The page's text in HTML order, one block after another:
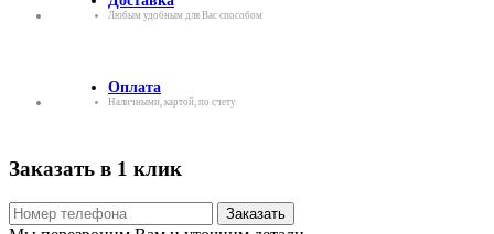
Любым удобным для Вас способом
Оплата
Наличными, картой, по счету
Заказать в 1 клик
Заказать